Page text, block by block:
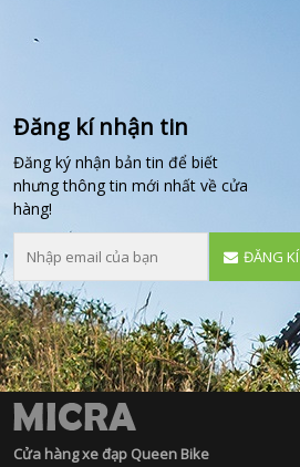
Đăng kí nhận tin
Đăng ký nhận bản tin để biết
nhưng thông tin mới nhất về cửa
hàng!
ĐĂNG KÍ
Cửa hàng xe đạp Queen Bike